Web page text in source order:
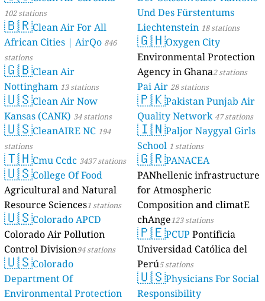
102 stations
🇧🇷Clean Air For All
African Cities | AirQo 846
stations
🇬🇧Clean Air
Nottingham 13 stations
🇺🇸Clean Air Now
Kansas (CANK) 34 stations
🇺🇸CleanAIRE NC 194
stations
🇹🇭Cmu Ccdc 3437 stations
🇺🇸College Of Food
Agricultural and Natural
Resource Sciences1 stations
🇺🇸Colorado APCD
Colorado Air Pollution
Control Division94 stations
🇺🇸Colorado
Department Of
Environmental Protection
Und Des Fürstentums
Liechtenstein 18 stations
🇬🇭Oxygen City
Environmental Protection
Agency in Ghana2 stations
Pai Air 28 stations
🇵🇰Pakistan Punjab Air
Quality Network 47 stations
🇮🇳Paljor Naygyal Girls
School 1 stations
🇬🇷PANACEA
PANhellenic infrastructure
for Atmospheric
Composition and climatE
chAnge123 stations
🇵🇪PCUP Pontificia
Universidad Católica del
Perú5 stations
🇺🇸Physicians For Social
Responsibility